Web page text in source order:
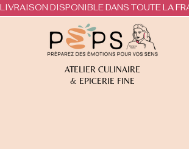
LIVRAISON DISPONIBLE DANS TOUTE LA
ATELIER CULINAIRE
& EPICERIE FINE